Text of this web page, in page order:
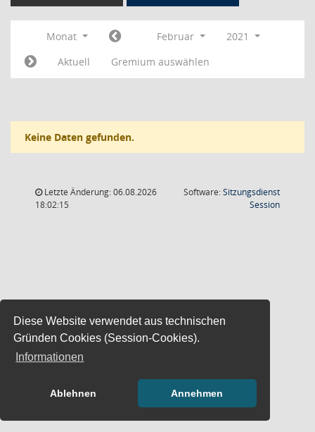
Diese Website verwendet aus technischen
Gründen Cookies (Session-Cookies).
Informationen
Ablehnen Annehmen
Monat Februar
2021
Aktuell
Gremium auswählen
Keine Daten gefunden.
Letzte Änderung: 06.08.2026
18:02:15
Software:Sitzungsdienst
Session(Wird in